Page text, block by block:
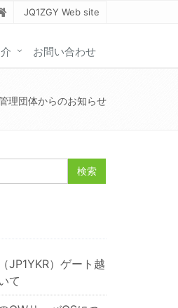
JQ1ZGY Web site
お問い合わせ
理団体からのお知らせ
JP1YKR）ゲート越
て